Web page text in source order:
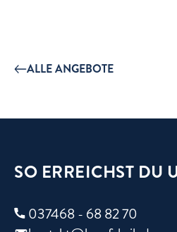
ALLE ANGEBOTE
SO ERREICHST DU
037468 - 68 82 70